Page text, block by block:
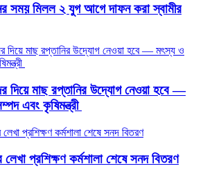
সময় মিলল ২ যুগ আগে দাফন করা স্বামীর
দিয়ে মাছ রপ্তানির উদ্যোগ নেওয়া হবে —
এবং কৃষিমন্ত্রী
লেখা প্রশিক্ষণ কর্মশালা শেষে সনদ বিতরণ